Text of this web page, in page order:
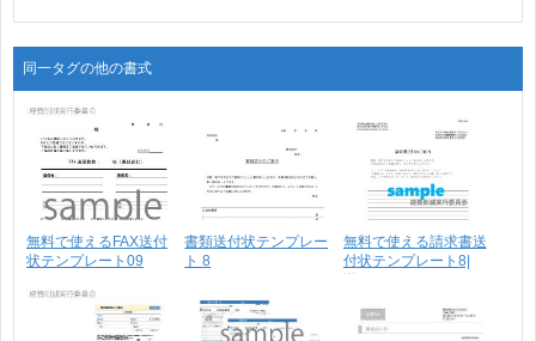
同一タグの他の書式
無料で使えるFAX送付
状テンプレート09
書類送付状テンプレー
ト 8
無料で使える請求書送
付状テンプレート8|